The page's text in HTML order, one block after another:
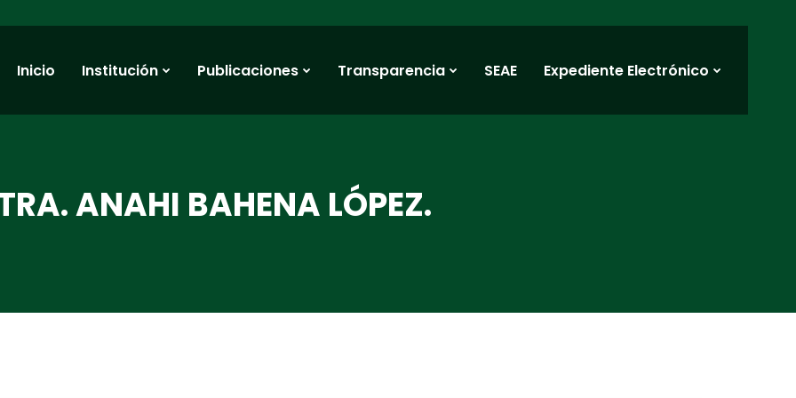
Inicio Institución Publicaciones Transparencia SEAE Expediente Electrónico
ANAHI BAHENA LÓPEZ.